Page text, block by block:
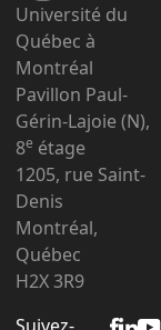
Université du
Québec à
Montréal
Pavillon Paul-
Gérin-Lajoie (N),
8e étage
1205, rue Saint-
Denis
Montréal,
Québec
H2X 3R9